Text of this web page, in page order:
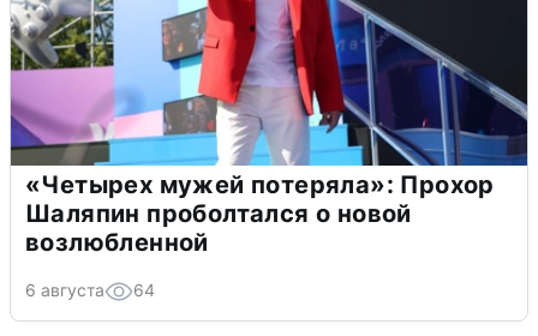
«Четырех мужей потеряла»: Прохор
Шаляпин проболтался о новой
возлюбленной
6 августа 64